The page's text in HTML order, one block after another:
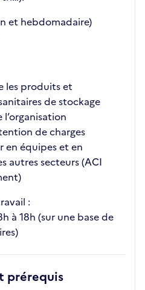
et hebdomadaire)
les produits et
de stockage
l’organisation
de charges
en équipes et en
autres secteurs (ACI
:
à 18h (sur une base de
prérequis